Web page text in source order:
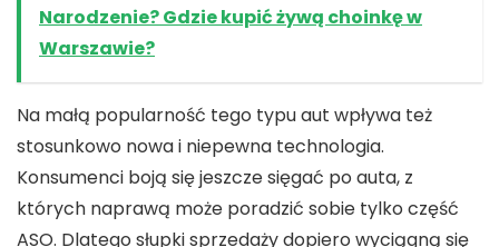
Narodzenie? Gdzie kupić żywą choinkę w
Warszawie?
Na małą popularność tego typu aut wpływa też
stosunkowo nowa i niepewna technologia.
Konsumenci boją się jeszcze sięgać po auta, z
których naprawą może poradzić sobie tylko część
ASO. Dlatego słupki sprzedaży dopiero wyciągną się